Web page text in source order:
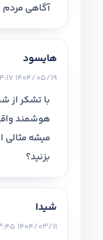
آگاهی
هایسود
1404/05/19 09:04:17
با تشکر از
هوشمند
میشه مثالی
بزنید؟
شیدا
1404/03/11 14:23:45